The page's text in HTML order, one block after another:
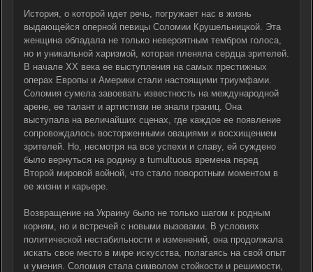
История, о которой идет речь, погружает нас в жизнь
выдающейся оперной певицы Соломии Крушельницкой. Эта
женщина обладала не только невероятным тембром голоса,
но и уникальной харизмой, которая пленяла сердца зрителей.
В начале XX века ее выступления на самых престижных
операх Европы и Америки стали настоящими триумфами.
Соломия сумела завоевать известность на международной
арене, ее талант и артистизм не знали границ. Она
выступала на величайших сценах, где каждое ее появление
сопровождалось восторженными овациями и восхищением
зрителей. Но, несмотря на все успехи и славу, ей суждено
было вернуться на родину в tumultuous времена перед
Второй мировой войной, что стало поворотным моментом в
ее жизни и карьере.
Возвращение на Украину было не только шагом к родным
корням, но и встречей с новыми вызовами. В условиях
политической нестабильности и изменений, она продолжала
искать свое место в мире искусства, полагаясь на свой опыт
и умения. Соломия стала символом стойкости и решимости,